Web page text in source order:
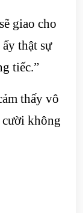
giao cho
thật sự
tiếc.”
thấy vô
không